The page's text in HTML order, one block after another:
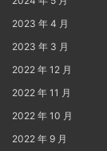
2023 年 4 月
2023 年 3 月
2022 年 12 月
2022 年 11 月
2022 年 10 月
2022 年 9 月